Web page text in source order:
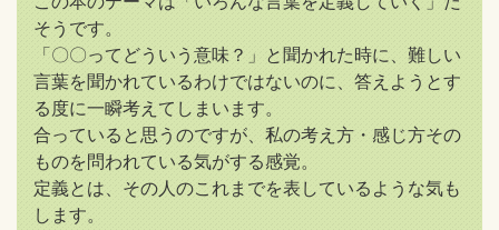
そうです。
「〇〇ってどういう意味？」と聞かれた時に、難しい
言葉を聞かれているわけではないのに、答えようとす
る度に一瞬考えてしまいます。
合っていると思うのですが、私の考え方・感じ方その
ものを問われている気がする感覚。
定義とは、その人のこれまでを表しているような気も
します。